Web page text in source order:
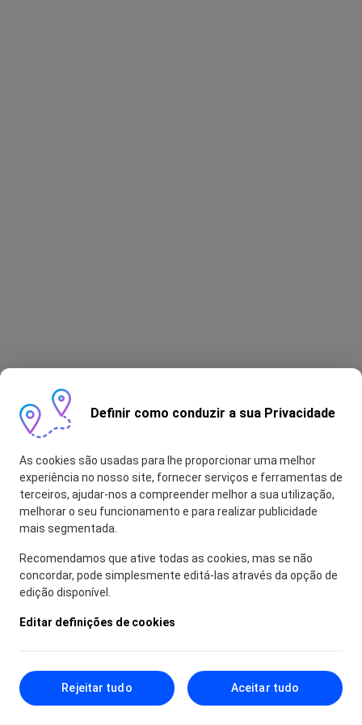
Definir como conduzir a sua Privacidade
As cookies são usadas para lhe proporcionar uma melhor
experiência no nosso site, fornecer serviços e ferramentas de
terceiros, ajudar-nos a compreender melhor a sua utilização,
melhorar o seu funcionamento e para realizar publicidade
mais segmentada.
Recomendamos que ative todas as cookies, mas se não
concordar, pode simplesmente editá-las através da opção de
edição disponível.
Editar definições de cookies
Rejeitar tudo Aceitar tudo